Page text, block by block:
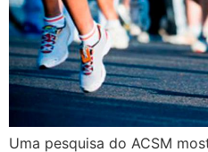
Uma pesquisa do ACSM